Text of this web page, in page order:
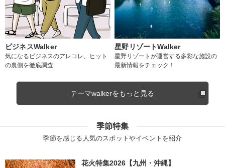
ビジネスWalker
気になるビジネスのアレコレ、ヒット
の裏側を徹底調査
星野リゾートWalker
星野リゾートが運営する多彩な施設の
最新情報をチェック！
テーマwalkerをもっと見る
季節特集
季節を感じる人気のスポットやイベントを紹介
花火特集2026【九州・沖縄】